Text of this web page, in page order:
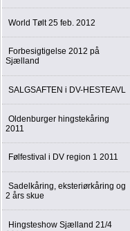
World Tølt 25 feb. 2012
Forbesigtigelse 2012 på
Sjælland
SALGSAFTEN i DV-HESTEAVL
Oldenburger hingstekåring
2011
Følfestival i DV region 1 2011
Sadelkåring, eksteriørkåring og
2 års skue
Hingsteshow Sjælland 21/4